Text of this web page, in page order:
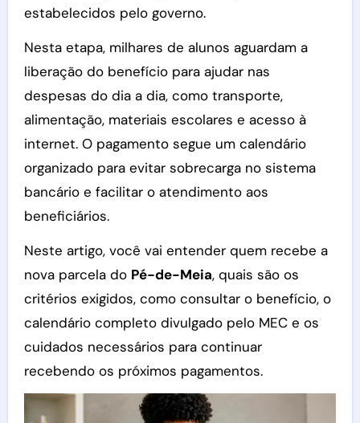
estabelecidos pelo governo.
Nesta etapa, milhares de alunos aguardam a
liberação do benefício para ajudar nas
despesas do dia a dia, como transporte,
alimentação, materiais escolares e acesso à
internet. O pagamento segue um calendário
organizado para evitar sobrecarga no sistema
bancário e facilitar o atendimento aos
beneficiários.
Neste artigo, você vai entender quem recebe a
nova parcela do Pé-de-Meia, quais são os
critérios exigidos, como consultar o benefício, o
calendário completo divulgado pelo MEC e os
cuidados necessários para continuar
recebendo os próximos pagamentos.